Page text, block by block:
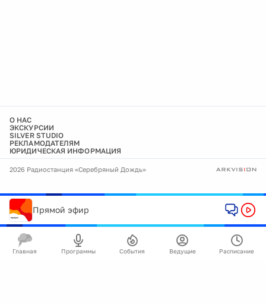
О НАС
ЭКСКУРСИИ
SILVER STUDIO
РЕКЛАМОДАТЕЛЯМ
ЮРИДИЧЕСКАЯ ИНФОРМАЦИЯ
2026 Радиостанция «Серебряный Дождь»
Прямой эфир
Главная Программы События Ведущие Расписание